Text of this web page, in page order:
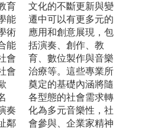
育
能
術
能
會
會
奏
鄰
文化的不斷更新與變
遷中可以有更多元的
應用和創意展現，包
括演奏、創作、教
育、數位製作與音樂
治療等。這些專業所
奠定的基礎內涵將隨
各型態的社會需求轉
化為多元音樂性，社
會參與、企業家精神